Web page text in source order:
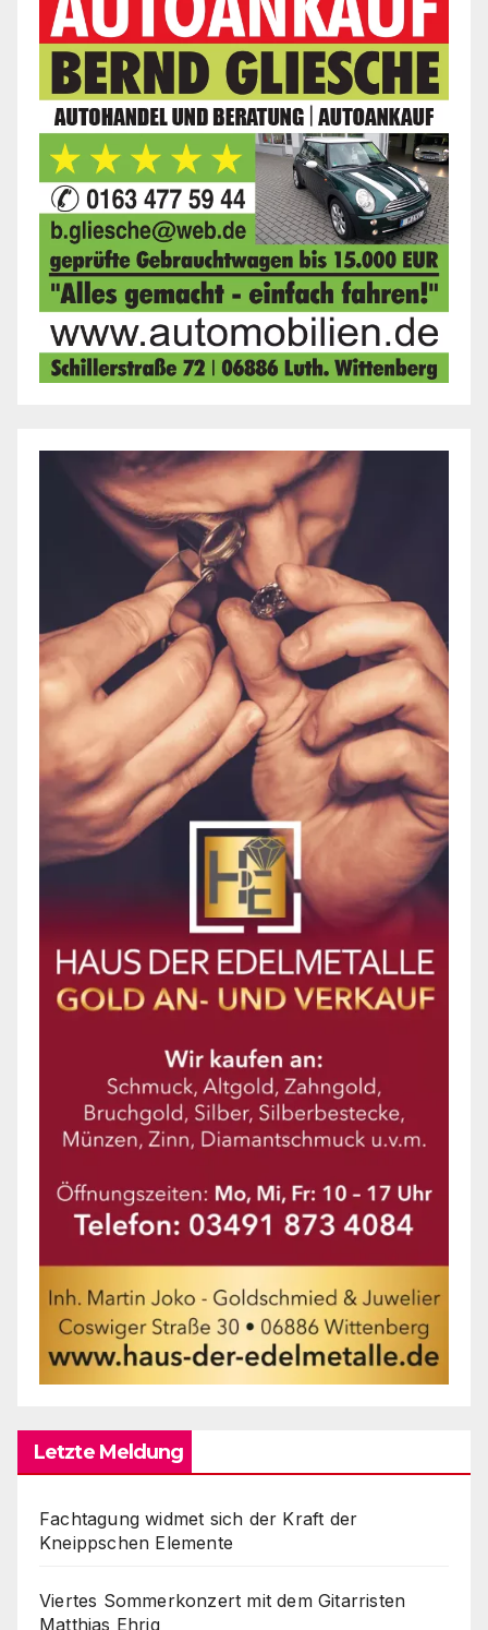
Letzte Meldung
Fachtagung widmet sich der Kraft der
Kneippschen Elemente
Viertes Sommerkonzert mit dem Gitarristen
Matthias Ehrig